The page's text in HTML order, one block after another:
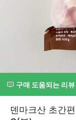
구매 도움되는 리
덴마크산 초간